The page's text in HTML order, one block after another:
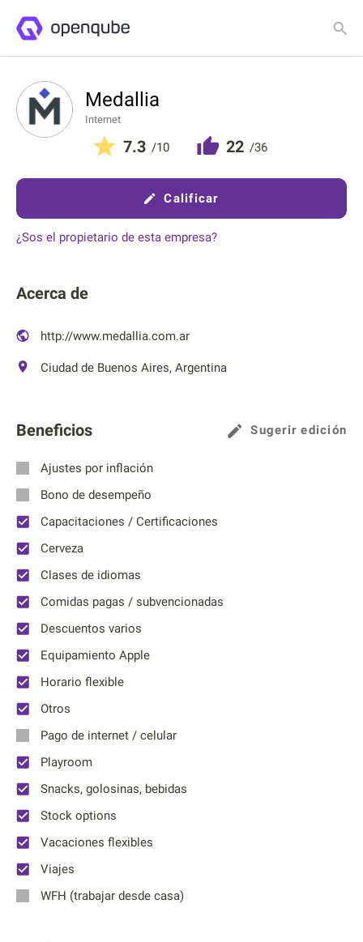
Detalles Clasificaciones
Medallia
Internet
7.3 /10 22 /36
Calificar
¿Sos el propietario de esta empresa?
Acerca de
http://www.medallia.com.ar
Ciudad de Buenos Aires, Argentina
Beneficios Sugerir edición
Ajustes por inflación
Bono de desempeño
Capacitaciones / Certificaciones
Cerveza
Clases de idiomas
Comidas pagas / subvencionadas
Descuentos varios
Equipamiento Apple
Horario flexible
Otros
Pago de internet / celular
Playroom
Snacks, golosinas, bebidas
Stock options
Vacaciones flexibles
Viajes
WFH (trabajar desde casa)